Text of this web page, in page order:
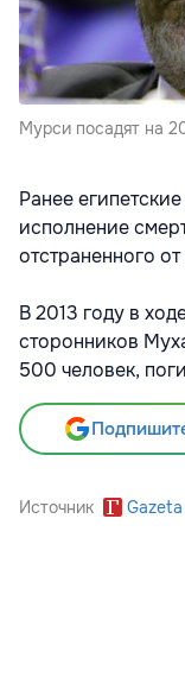
Мурси посадят на
Ранее
исполнение
отстраненного
В 2013 году в
сторонников
500 человек,
Источник Gazeta